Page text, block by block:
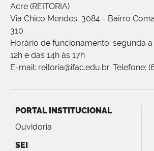
Acre (REITORIA)
Via Chico Mendes, 3084 - Bairro
310
Horário de funcionamento: segunda a
12h e das 14h às 17h
E-mail: reitoria@ifac.edu.br. Telefone:
PORTAL INSTITUCIONAL
Ouvidoria
SEI